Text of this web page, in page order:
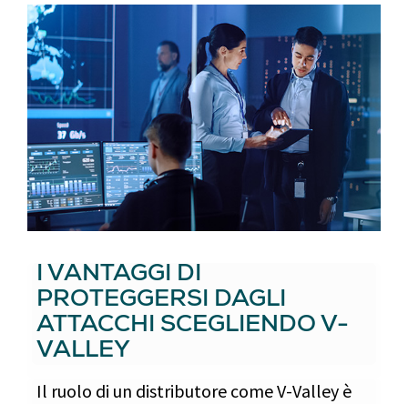
I VANTAGGI DI
PROTEGGERSI DAGLI
ATTACCHI SCEGLIENDO V-
VALLEY
Il ruolo di un distributore come V-Valley è